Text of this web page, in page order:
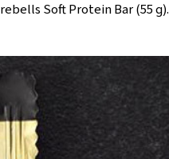
Soft Protein Bar (55 g).